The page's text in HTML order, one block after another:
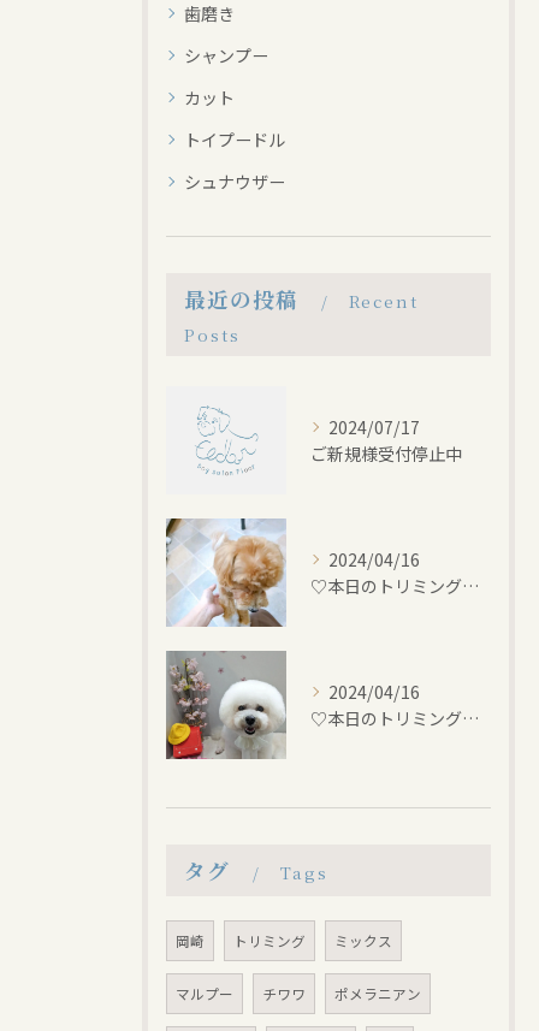
歯磨き
シャンプー
カット
トイプードル
シュナウザー
最近の投稿
Recent
Posts
2024/07/17
ご新規様受付停止中
2024/04/16
♡本日のトリミング♡⁠~岡崎トリミングサロン~
2024/04/16
♡本日のトリミング♡⁠~岡崎トリミングサロン~
タグ Tags
岡崎 トリミング ミックス
マルプー チワワ ポメラニアン